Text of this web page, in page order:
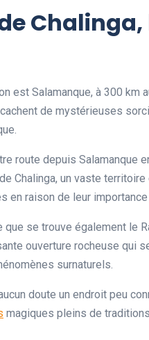
est Salamanque, à 300 km
de mystérieuses
route depuis Salamanque
Chalinga, un vaste
en raison de leur
que se trouve également le
ouverture rocheuse qui
surnaturels.
doute un endroit peu
magiques pleins de